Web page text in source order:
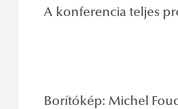
A konferencia teljes
Borítókép: Michel